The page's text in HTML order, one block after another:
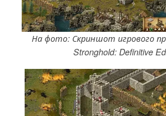
На фото: Скриншот игрового
Stronghold: Definitive